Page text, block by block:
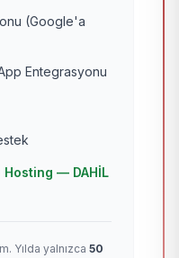
(Google'a
Entegrasyonu
Hosting — DAHİL
Yılda yalnızca 50